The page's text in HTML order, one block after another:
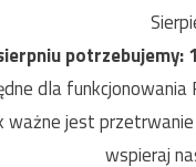
potrzebujemy:
dla funkcjonowania
jest
wspieraj